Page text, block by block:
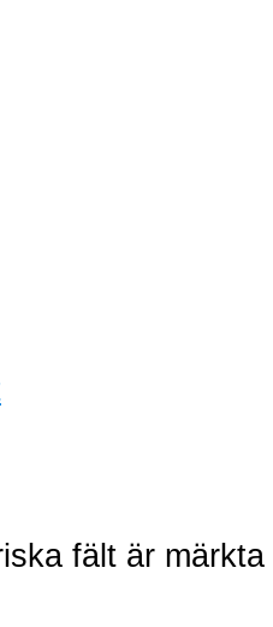
fält är märkta